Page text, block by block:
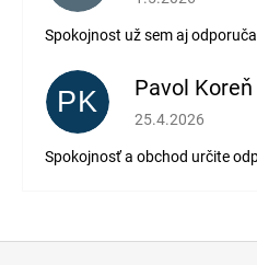
Spokojnost už sem aj odporučal
PK Pavol Koreň
Hodnotenie
25.4.2026
Spokojnosť a obchod určite